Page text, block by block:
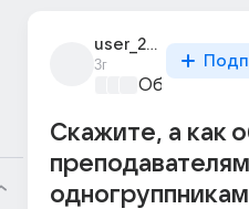
user_292934937
3г
Скажите, а как
одногруппникам